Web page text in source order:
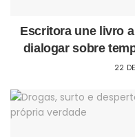
Escritora une livro
dialogar sobre
22